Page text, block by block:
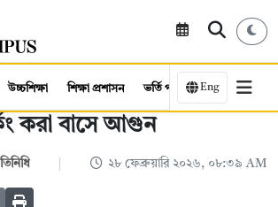
উচ্চশিক্ষা শিক্ষা প্রশাসন ভর্তি পরীক্ষা কর্মসংস্থান
Eng
করা বাসে আগুন
২৮ ফেব্রুয়ারি ২০২৬, ০৮:৩৯ AM